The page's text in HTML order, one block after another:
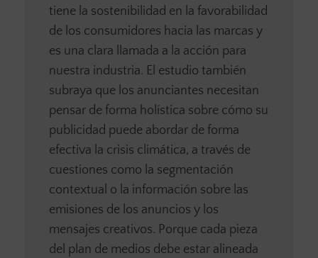
tiene la sostenibilidad en la favorabilidad
de los consumidores hacia las marcas y
es una clara llamada a la acción para
nuestra industria. El estudio también
subraya que los anunciantes necesitan
pensar de forma holística sobre cómo su
publicidad puede abordar de forma
efectiva la crisis climática, a través de
cuestiones como la segmentación
contextual o la información sobre las
emisiones de los anuncios y los
mensajes creativos. Porque cada pieza
del plan de medios debe estar alineada